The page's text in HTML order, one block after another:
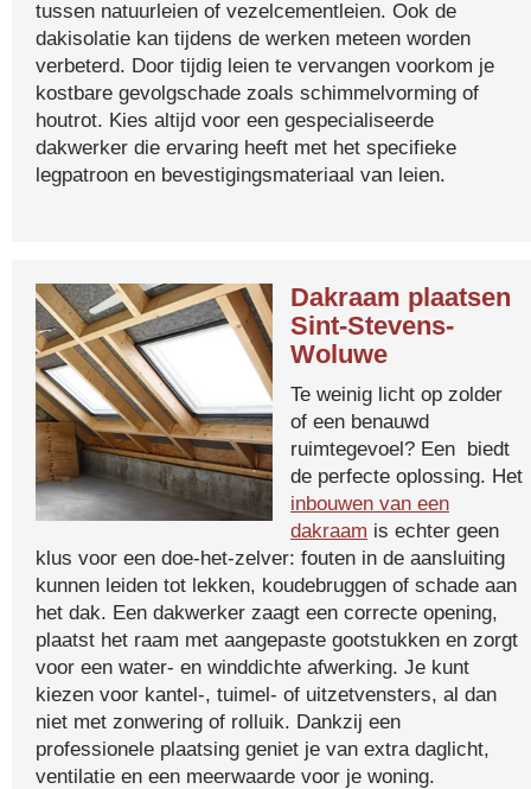
tussen natuurleien of vezelcementleien. Ook de
dakisolatie kan tijdens de werken meteen worden
verbeterd. Door tijdig leien te vervangen voorkom je
kostbare gevolgschade zoals schimmelvorming of
houtrot. Kies altijd voor een gespecialiseerde
dakwerker die ervaring heeft met het specifieke
legpatroon en bevestigingsmateriaal van leien.
Dakraam plaatsen
Sint-Stevens-
Woluwe
Te weinig licht op zolder
of een benauwd
ruimtegevoel? Een biedt
de perfecte oplossing. Het
inbouwen van een
dakraam is echter geen
klus voor een doe-het-zelver: fouten in de aansluiting
kunnen leiden tot lekken, koudebruggen of schade aan
het dak. Een dakwerker zaagt een correcte opening,
plaatst het raam met aangepaste gootstukken en zorgt
voor een water- en winddichte afwerking. Je kunt
kiezen voor kantel-, tuimel- of uitzetvensters, al dan
niet met zonwering of rolluik. Dankzij een
professionele plaatsing geniet je van extra daglicht,
ventilatie en een meerwaarde voor je woning.